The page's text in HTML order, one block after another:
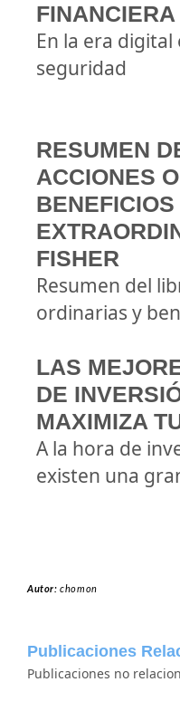
En la era digital
seguridad
RESUMEN
ACCIONES
BENEFICIOS
FISHER
Resumen del
ordinarias y
LAS
DE
MAXIMIZA
A la hora de
existen una
Autor:chomon
Publicaciones
Publicaciones no